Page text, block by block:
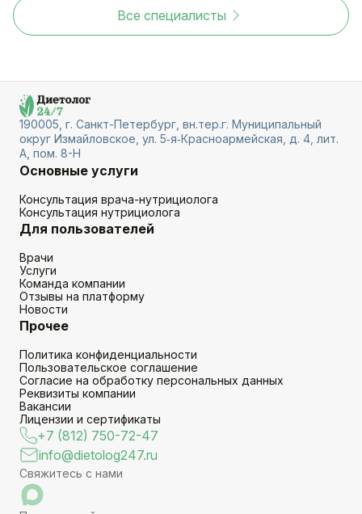
Все специалисты
190005, г. Санкт-Петербург, вн.тер.г. Муниципальный
округ Измайловское, ул. 5‑я‑Красноармейская, д. 4, лит.
А, пом. 8-Н
Основные услуги
Консультация врача-нутрициолога
Консультация нутрициолога
Для пользователей
Врачи
Услуги
Команда компании
Отзывы на платформу
Новости
Прочее
Политика конфиденциальности
Пользовательское соглашение
Согласие на обработку персональных данных
Реквизиты компании
Вакансии
Лицензии и сертификаты
+7 (812) 750-72-47
info@dietolog247.ru
Свяжитесь с нами